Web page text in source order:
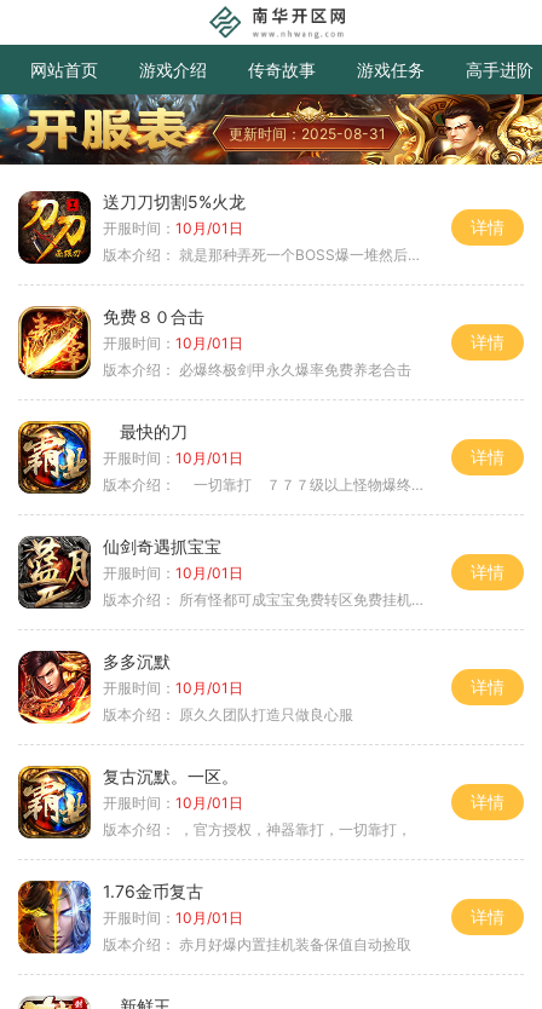
网站首页 游戏介绍 传奇故事 游戏任务 高手进阶
更新时间：2025-08-31
送刀刀切割5%火龙
开服时间： 10月/01日
版本介绍： 就是那种弄死一个BOSS爆一堆然后就起飞
详情
免费８０合击
开服时间： 10月/01日
版本介绍： 必爆终极剑甲永久爆率免费养老合击
详情
最快的刀
开服时间： 10月/01日
版本介绍：
一切靠打 ７７７级以上怪物爆终极
详情
仙剑奇遇抓宝宝
开服时间： 10月/01日
版本介绍： 所有怪都可成宝宝免费转区免费挂机活动
详情
多多沉默
开服时间： 10月/01日
版本介绍：
原久久团队打造只做良心服
详情
复古沉默。一区。
开服时间： 10月/01日
版本介绍：
，官方授权，神器靠打，一切靠打，
详情
1.76金币复古
开服时间： 10月/01日
版本介绍： 赤月好爆内置挂机装备保值自动捡取
详情